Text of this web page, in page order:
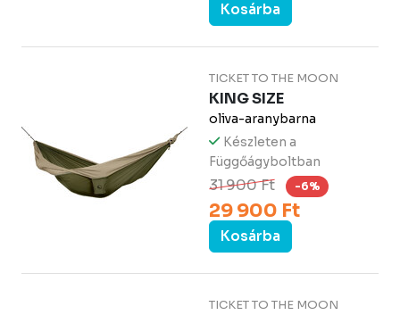
Kosárba
TICKET TO THE MOON
KING SIZE
oliva-aranybarna
Készleten a
Függőágyboltban
31 900 Ft -6%
29 900 Ft
Kosárba
TICKET TO THE MOON